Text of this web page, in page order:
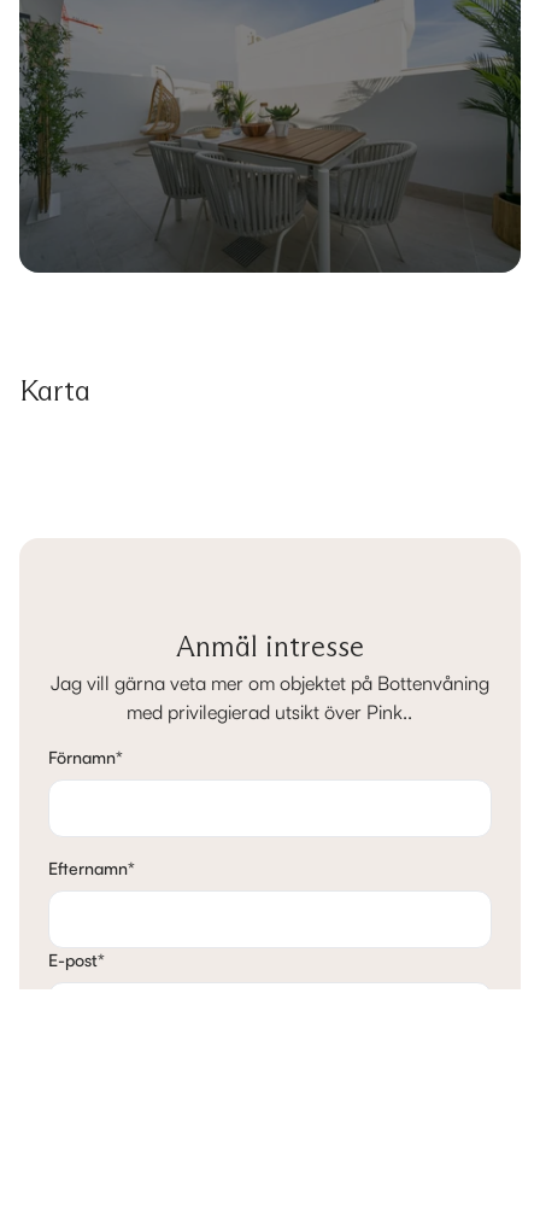
Karta
Anmäl intresse
Jag vill gärna veta mer om objektet på Bottenvåning
med privilegierad utsikt över Pink..
Förnamn*
Efternamn*
E-post*